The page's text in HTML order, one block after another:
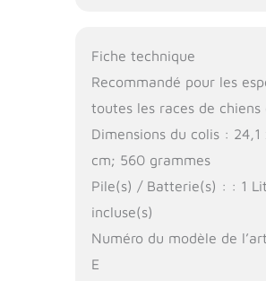
Fiche technique
Recommandé pour les
toutes les races de chiens
Dimensions du colis :
cm; 560 grammes
Pile(s) / Batterie(s) : : 1
incluse(s)
Numéro du modèle de
E